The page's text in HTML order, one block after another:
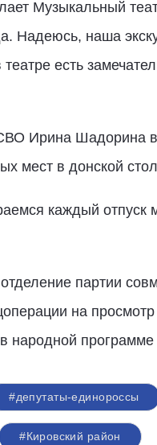
Музыкальный
Надеюсь, наша
есть
СВО Ирина
мест в донской
каждый отпуск
партии
на
народной программе
#депутаты-единороссы
#Кировский район